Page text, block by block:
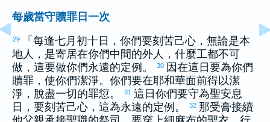
每歲當守贖罪日一次
29
「每逢七月初十日，你們要刻苦己心，無論是本
地人，是寄居在你們中間的外人，什麼工都不可
做，這要做你們永遠的定例。
30 因在這日要為你們
贖罪，使你們潔淨。你們要在耶和華面前得以潔
淨，脫盡一切的罪愆。
31 這日你們要守為聖安息
日，要刻苦己心，這為永遠的定例。
32 那受膏接續